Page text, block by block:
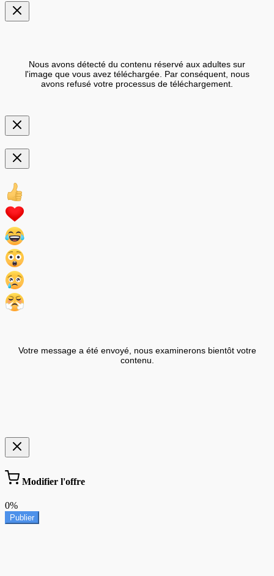
Nous avons détecté du contenu réservé aux adultes sur
l'image que vous avez téléchargée. Par conséquent, nous
avons refusé votre processus de téléchargement.
Votre message a été envoyé, nous examinerons bientôt votre
contenu.
Modifier l'offre
0%
Publier